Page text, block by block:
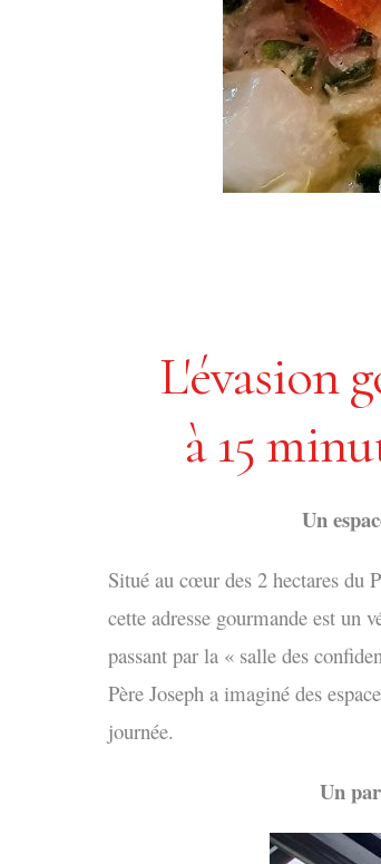
L'évasion
à 15
Un
Situé au cœur des 2 hectares du
cette adresse gourmande est un
passant par la « salle des
Père Joseph a imaginé des
journée.
Un